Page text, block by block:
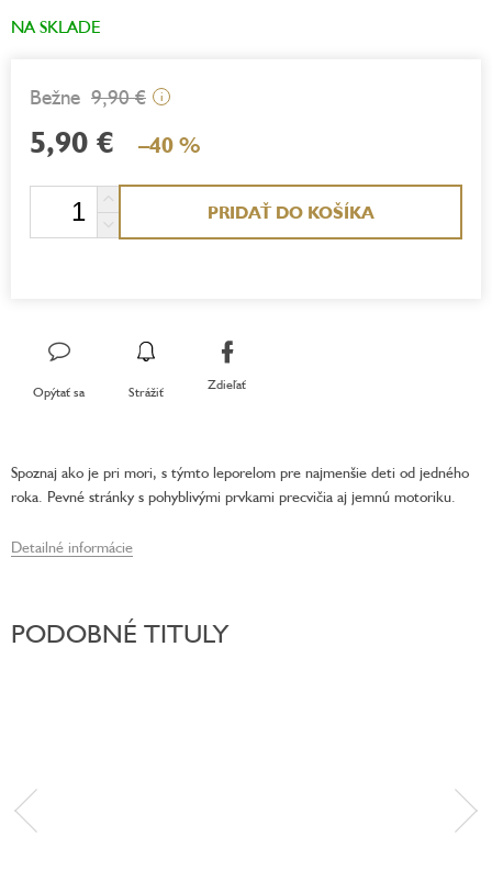
NA SKLADE
9,90 € i
5,90 € –40 %
PRIDAŤ DO KOŠÍKA
Opýtať sa Strážiť Zdieľať
Spoznaj ako je pri mori, s týmto leporelom pre najmenšie deti od jedného
roka. Pevné stránky s pohyblivými prvkami precvičia aj jemnú motoriku.
Detailné informácie
PODOBNÉ TITULY